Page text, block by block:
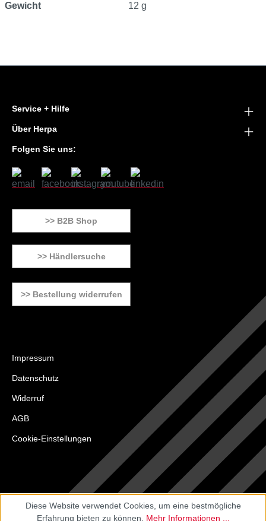
Gewicht 12 g
Service + Hilfe
Über Herpa
Folgen Sie uns:
>> B2B Shop
>> Händlersuche
>> Bestellung widerrufen
Impressum
Datenschutz
Widerruf
AGB
Cookie-Einstellungen
Diese Website verwendet Cookies, um eine bestmögliche
Erfahrung bieten zu können. Mehr Informationen ...